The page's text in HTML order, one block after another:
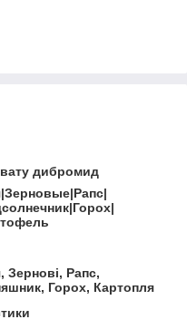
дибромид
Зернові, Рапс,
Горох, Картопля